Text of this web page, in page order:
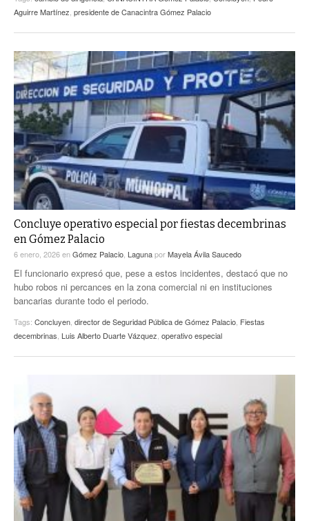
Aguirre Martínez presidente de Canacintra Gómez Palacio
Concluye operativo especial por fiestas decembrinas
en Gómez Palacio
6 enero, 2026enGómez Palacio, LagunaporMayela Ávila Saucedo
El funcionario expresó que, pese a estos incidentes, destacó que no
hubo robos ni percances en la zona comercial ni en instituciones
bancarias durante todo el periodo.
Tags: Concluyen, director de Seguridad Pública de Gómez Palacio, Fiestas
decembrinas, Luis Alberto Duarte Vázquez, operativo especial